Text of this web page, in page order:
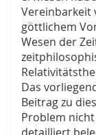
Vereinbarkeit
göttlichem
Wesen der
Das
Beitrag zu
Problem